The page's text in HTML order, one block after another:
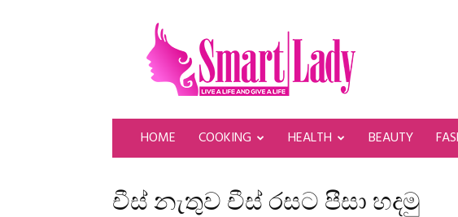
SmartLady
HOME COOKING HEALTH BEAUTY
චීස් නැතුව චීස් රසට පීසා හදමු